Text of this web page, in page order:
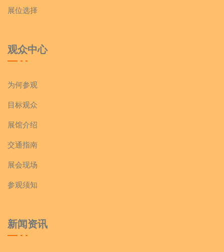
展位选择
观众中心
为何参观
目标观众
展馆介绍
交通指南
展会现场
参观须知
新闻资讯